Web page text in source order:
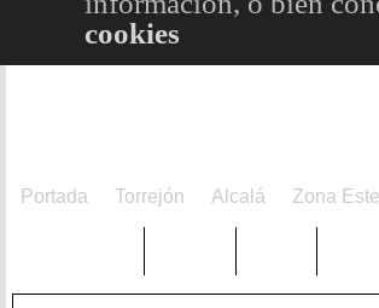
cookies
Portada Torrejón Alcalá Zona Este